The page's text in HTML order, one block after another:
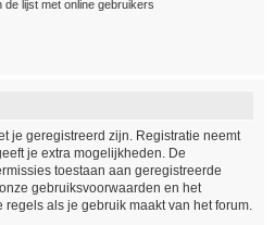
lijst met online gebruikers
je geregistreerd zijn. Registratie neemt
je extra mogelijkheden. De
toestaan aan geregistreerde
gebruiksvoorwaarden en het
als je gebruik maakt van het forum.